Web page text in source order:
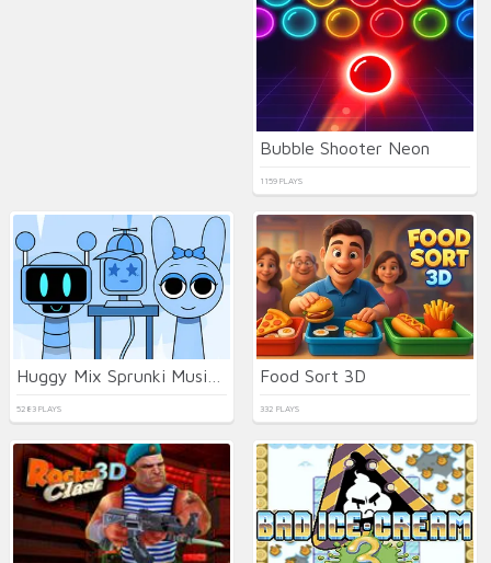
Bubble Shooter Neon
1159 PLAYS
5283 PLAYS
Food Sort 3D
332 PLAYS